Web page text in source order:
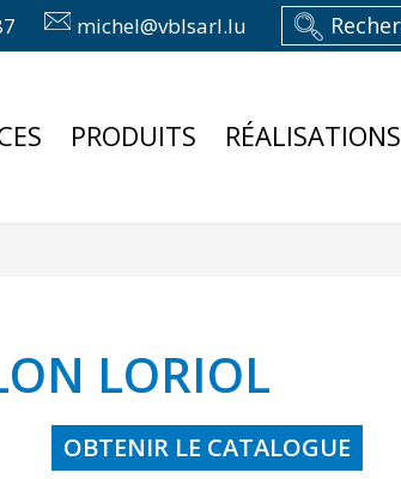
michel@vblsarl.lu
PRODUITS RÉALISATIONS
LORIOL
OBTENIR LE CATALOGUE